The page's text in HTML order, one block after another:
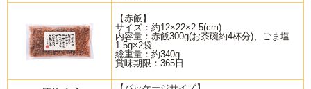
【赤飯】
サイズ：約12×22×2.5(cm)
内容量：赤飯300g(お茶碗約4杯分)、ごま塩
1.5g×2袋
総重量：約340g
賞味期限：365日